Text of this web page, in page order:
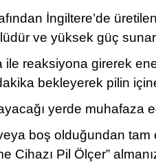
İngiltere’de
ve yüksek güç
reaksiyona girerek
bekleyerek pilin
yerde muhafaza
boş olduğundan
Cihazı Pil Ölçer”